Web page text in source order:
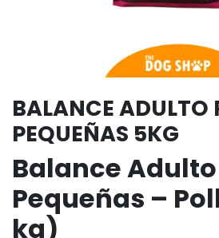
BALANCE ADULTO
PEQUEÑAS 5KG
Balance Adulto
Pequeñas –
kg)